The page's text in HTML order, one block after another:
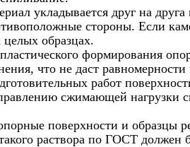
укладывается друг на
стороны. Если
целых образцах.
формирования
что не даст
работ
сжимающей нагрузки
поверхности и образцы
раствора по ГОСТ